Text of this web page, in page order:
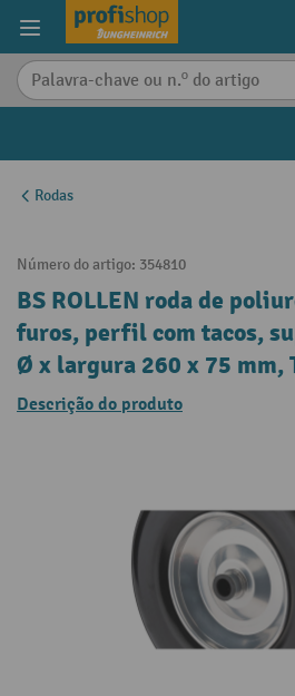
principal
Rodas
Número do artigo: 354810
BS ROLLEN roda de
furos, perfil com tacos,
Ø x largura 260 x 75 mm,
Descrição do produto